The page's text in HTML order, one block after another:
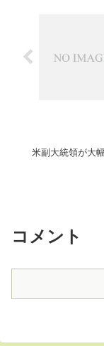
米副大統領が大
コメント